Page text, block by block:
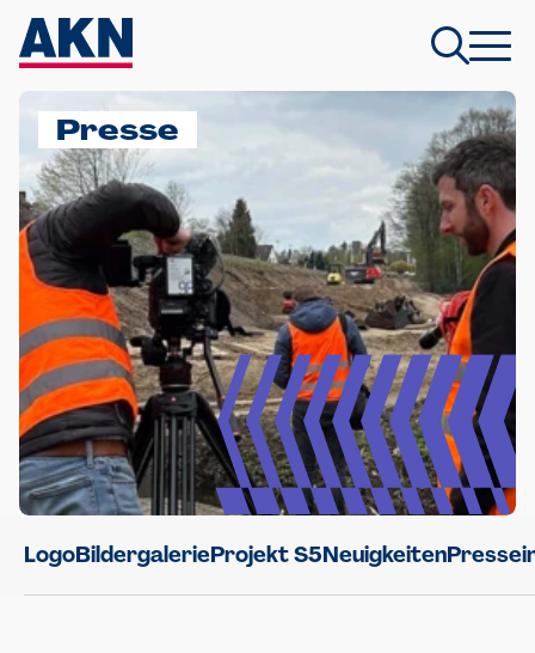
Presse
LogoBildergalerieProjekt S5Neuigkeiten